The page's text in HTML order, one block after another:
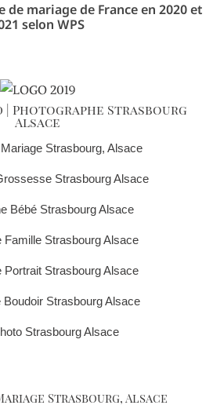
mariage de France en 2020 et
selon WPS
Photographe Strasbourg
Alsace
Strasbourg, Alsace
Strasbourg Alsace
Bébé Strasbourg Alsace
Famille Strasbourg Alsace
Portrait Strasbourg Alsace
Boudoir Strasbourg Alsace
Strasbourg Alsace
Strasbourg, Alsace